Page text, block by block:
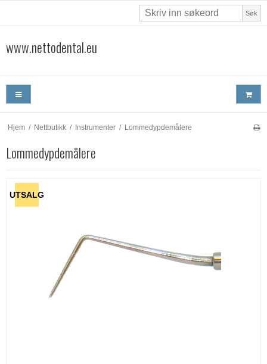
Søk
www.nettodental.eu
Hjem / Nettbutikk / Instrumenter / Lommedypdemålere
Lommedypdemålere
UTSALG